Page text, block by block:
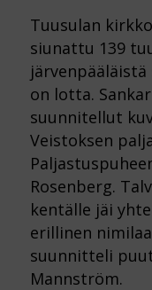
Tuusulan
siunattu 139
järvenpääläistä
on lotta.
suunnitellut
Veistoksen
Rosenberg.
kentälle jäi
erillinen
suunnitteli
Mannström.